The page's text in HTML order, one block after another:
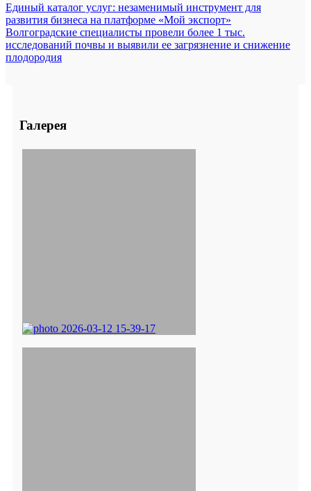
Единый каталог услуг: незаменимый инструмент для
развития бизнеса на платформе «Мой экспорт»
Волгоградские специалисты провели более 1 тыс.
исследований почвы и выявили ее загрязнение и снижение
плодородия
Галерея